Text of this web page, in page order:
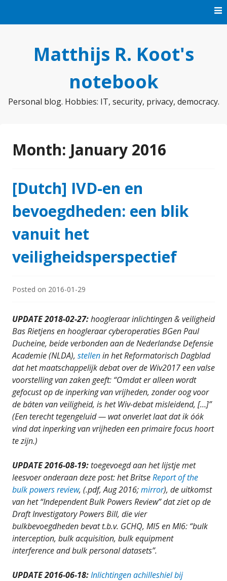
Matthijs R. Koot's
notebook
Personal blog. Hobbies: IT, security, privacy, democracy.
Month: January 2016
[Dutch] IVD-en en
bevoegdheden: een blik
vanuit het
veiligheidsperspectief
Posted on 2016-01-29
UPDATE 2018-02-27:hoogleraar inlichtingen & veiligheid
Bas Rietjens en hoogleraar cyberoperaties BGen Paul
Ducheine, beide verbonden aan de Nederlandse Defensie
Academie (NLDA), stellenin het Reformatorisch Dagblad
dat het maatschappelijk debat over de Wiv2017 een valse
voorstelling van zaken geeft: “Omdat er alleen wordt
gefocust op de inperking van vrijheden, zonder oog voor
de báten van veiligheid, is het Wiv-debat misleidend, […]”
(Een terecht tegengeluid — wat onverlet laat dat ik óók
vind dat inperking van vrijheden een primaire focus hoort
te zijn.)
UPDATE 2016-08-19:toegevoegd aan het lijstje met
leesvoer onderaan deze post: het BritseReport of the
bulk powers review, (.pdf, Aug 2016;mirror), de uitkomst
van het “Independent Bulk Powers Review” dat ziet op de
Draft Investigatory Powers Bill, die vier
bulkbevoegdheden bevat t.b.v. GCHQ, MI5 en MI6: “bulk
interception, bulk acquisition, bulk equipment
interference and bulk personal datasets”.
UPDATE 2016-06-18:Inlichtingen achilleshiel bij